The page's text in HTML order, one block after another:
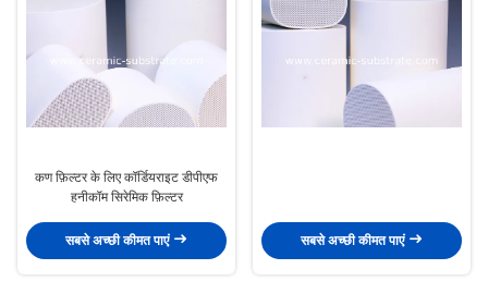
कण फ़िल्टर के लिए कॉर्डियराइट डीपीएफ
हनीकॉम सिरेमिक फ़िल्टर
सबसे अच्छी कीमत पाएं सबसे अच्छी कीमत पाएं